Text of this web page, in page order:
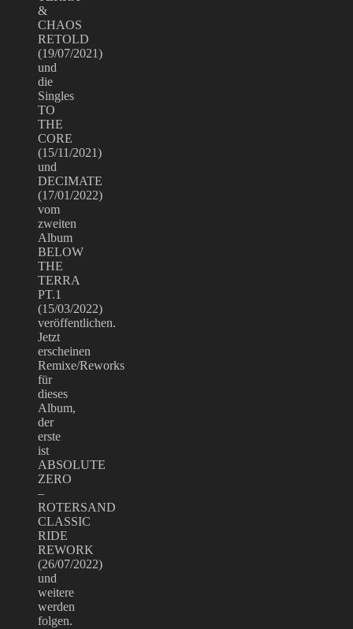
&
CHAOS
RETOLD
(19/07/2021)
und
die
Singles
TO
THE
CORE
(15/11/2021)
und
DECIMATE
(17/01/2022)
vom
zweiten
Album
BELOW
THE
TERRA
PT.1
(15/03/2022)
veröffentlichen.
Jetzt
erscheinen
Remixe/Reworks
für
dieses
Album,
der
erste
ist
ABSOLUTE
ZERO
–
ROTERSAND
CLASSIC
RIDE
REWORK
(26/07/2022)
und
weitere
werden
folgen.